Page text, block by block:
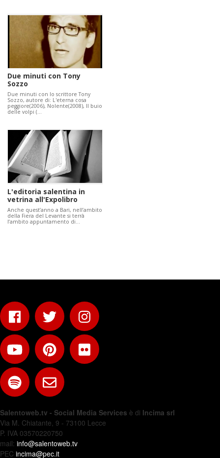
Due minuti con Tony
Sozzo
Due minuti con lo scrittore Tony
Sozzo, autore di: L'eterna cosa
peggiore(2006), Nolente(2008), Il buio
delle volpi (…
L'editoria salentina in
vetrina all'Expolibro
Anche quest’anno a Bari, nell’ambito
della Fiera del Levante si terrà
l’ambito appuntamento di…
Salentoweb.tv - Social Media Services è di Incima srl
Via M. Chiatante, 9 - 73100 Lecce
P. IVA 03570220750
mail: info@salentoweb.tv
PEC incima@pec.it